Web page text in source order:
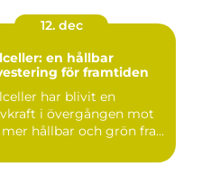
12. dec
en hållbar
för framtiden
har blivit en
i övergången mot
hållbar och grön fra...